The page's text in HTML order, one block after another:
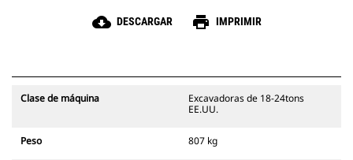
cloud_download DESCARGAR print IMPRIMIR
Clase de máquina
Excavadoras de 18-24tons
EE.UU.
Peso 807 kg